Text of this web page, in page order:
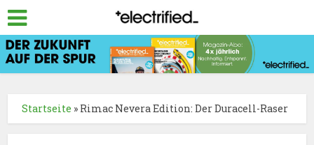
Startseite » Rimac Nevera Edition: Der Duracell-Raser